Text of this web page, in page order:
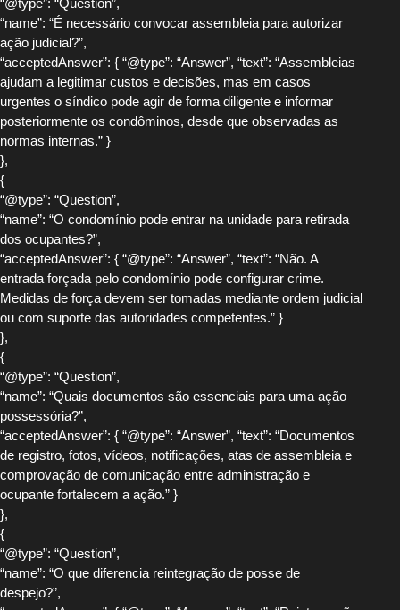
“@type”: “Question”,
“name”: “É necessário convocar assembleia para autorizar
ação judicial?”,
“acceptedAnswer”: { “@type”: “Answer”, “text”: “Assembleias
ajudam a legitimar custos e decisões, mas em casos
urgentes o síndico pode agir de forma diligente e informar
posteriormente os condôminos, desde que observadas as
normas internas.” }
},
{
“@type”: “Question”,
“name”: “O condomínio pode entrar na unidade para retirada
dos ocupantes?”,
“acceptedAnswer”: { “@type”: “Answer”, “text”: “Não. A
entrada forçada pelo condomínio pode configurar crime.
Medidas de força devem ser tomadas mediante ordem judicial
ou com suporte das autoridades competentes.” }
},
{
“@type”: “Question”,
“name”: “Quais documentos são essenciais para uma ação
possessória?”,
“acceptedAnswer”: { “@type”: “Answer”, “text”: “Documentos
de registro, fotos, vídeos, notificações, atas de assembleia e
comprovação de comunicação entre administração e
ocupante fortalecem a ação.” }
},
{
“@type”: “Question”,
“name”: “O que diferencia reintegração de posse de
despejo?”,